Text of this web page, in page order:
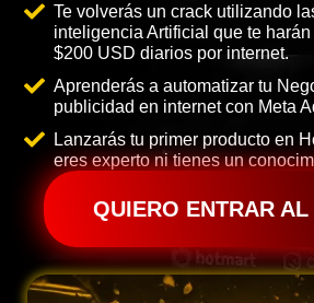
Te volverás un crack utilizando
inteligencia Artificial que te
$200 USD diarios por internet.
Aprenderás a automatizar tu
publicidad en internet con Meta
Lanzarás tu primer producto en
eres experto ni tienes un
QUIERO ENTRAR AL